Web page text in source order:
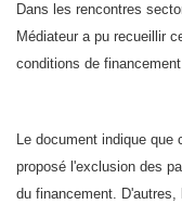
Dans les rencontres
Médiateur a pu recueillir
conditions de
Le document indique
proposé l'exclusion des
du financement.